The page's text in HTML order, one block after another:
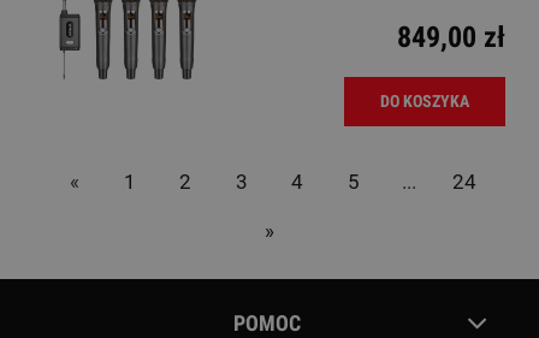
849,00 zł
DO KOSZYKA
« 1 2 3 4 5 ... 24
»
POMOC